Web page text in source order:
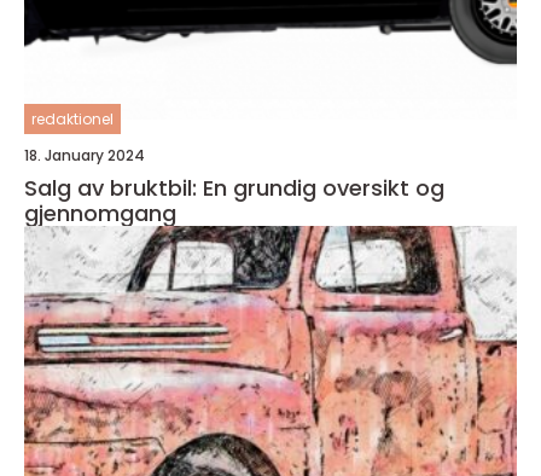
redaktionel
18. January 2024
Salg av bruktbil: En grundig oversikt og
gjennomgang